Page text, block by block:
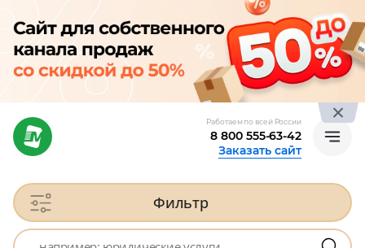
Работаем по всей России
8 800 555-63-42
Заказать сайт
Фильтр